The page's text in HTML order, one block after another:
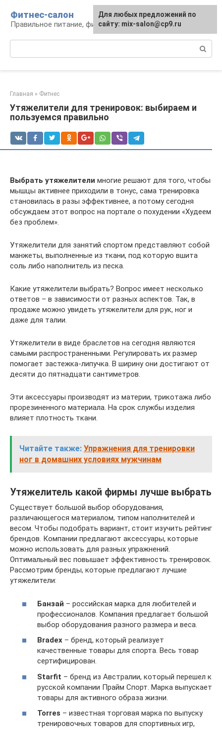
контенту
Фитнес-салон
Правильное питание, фитнес, образ жизни
Главная » Фитнес
Утяжелители для тренировок: выбираем и
пользуемся правильно
Выбрать утяжелители многие решают для того, чтобы
мышцы активнее приходили в тонус, сама тренировка
становилась в разы эффективнее, а потому сегодня
обсуждаем этот вопрос на портале о похудении «Худеем
без проблем».
Утяжелители для занятий спортом представляют собой
манжеты, выполненные из ткани, под которую вшита
соль либо наполнитель из песка.
Какие утяжелители выбрать? Вопрос имеет несколько
ответов – в зависимости от разных аспектов. Так, в
продаже можно увидеть утяжелители для рук, ног и
даже для талии.
Утяжелители в виде браслетов на сегодня являются
самыми распространенными. Регулировать их размер
помогает застежка-липучка. В ширину они достигают от
десяти до пятнадцати сантиметров.
Эти аксессуары производят из материи, трикотажа либо
прорезиненного материала. На срок службы изделия
влияет плотность ткани.
Читайте также: Упражнения для тренировки
ног в домашних условиях мужчинам
Утяжелитель какой фирмы лучше выбрать
Существует большой выбор оборудования,
различающегося материалом, типом наполнителей и
весом. Чтобы подобрать вариант, стоит изучить рейтинг
брендов. Компании предлагают аксессуары, которые
можно использовать для разных упражнений.
Оптимальный вес повышает эффективность тренировок.
Рассмотрим бренды, которые предлагают лучшие
утяжелители:
Банзай – российская марка для любителей и
профессионалов. Компания предлагает большой
выбор оборудования разного размера и веса.
Bradex – бренд, который реализует
качественные товары для спорта. Весь товар
сертифицирован.
Starfit – бренд из Австралии, который перешел к
русской компании Прайм Спорт. Марка выпускает
товары для активного образа жизни.
Torres – известная торговая марка по выпуску
тренировочных товаров для спортивных игр,
Для любых предложений по
сайту: mix-salon@cp9.ru